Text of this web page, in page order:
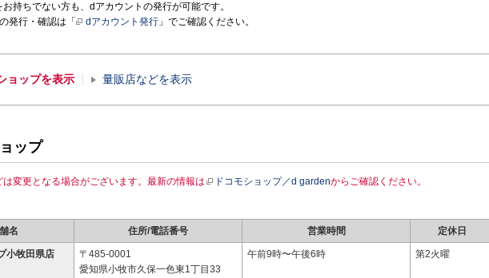
持ちでない方も、dアカウントの発行が可能です。
発行・確認は「
dアカウント発行 」でご確認ください。
ョップを表示 量販店などを表示
ップ
は変更となる場合がございます。最新の情報は ドコモショップ／d gardenからご確認ください。
名 住所/電話番号 営業時間 定休日
小牧田県店
〒485-0001
愛知県小牧市久保一色東1丁目33
午前9時〜午後6時 第2火曜